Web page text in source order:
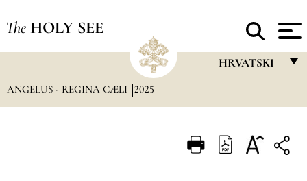
The HOLY SEE
HRVATSKI
ITALIANO
ANGELUS - REGINA CÆLI 2025